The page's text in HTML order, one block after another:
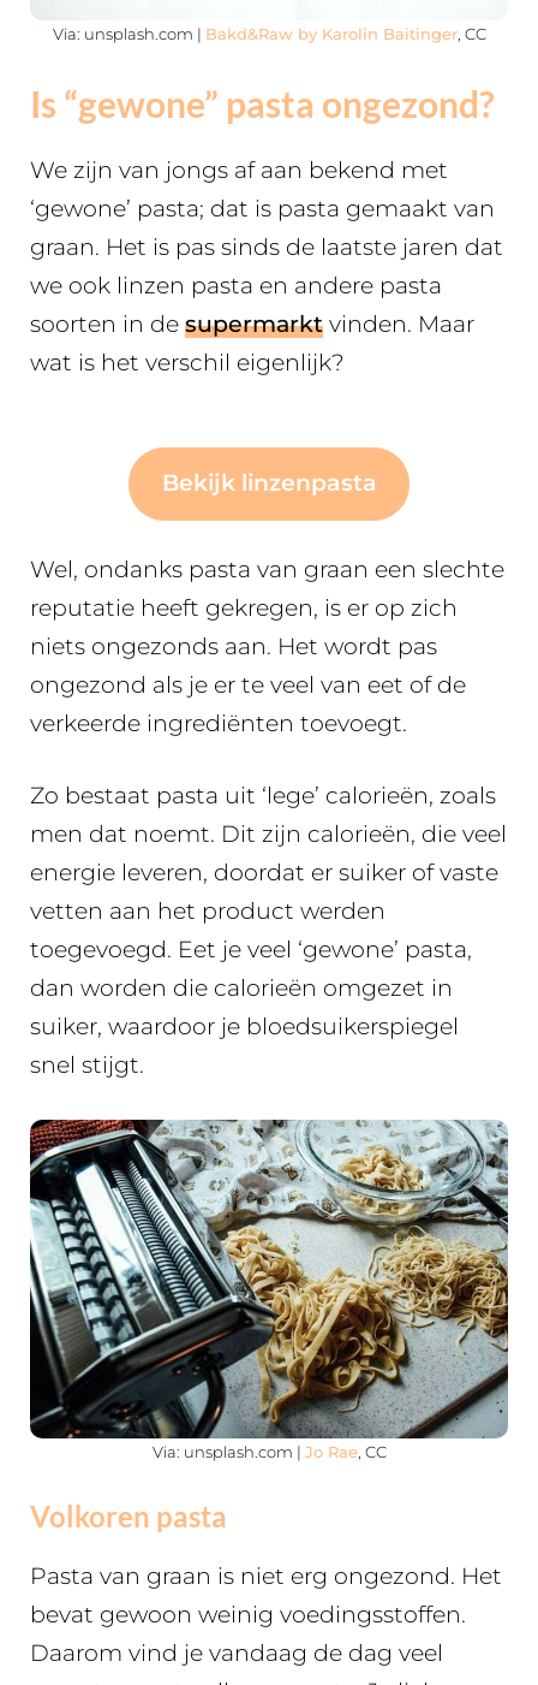
Via: unsplash.com | Bakd&Raw by Karolin Baitinger, CC
Is “gewone” pasta ongezond?
We zijn van jongs af aan bekend met
‘gewone’ pasta; dat is pasta gemaakt van
graan. Het is pas sinds de laatste jaren dat
we ook linzen pasta en andere pasta
soorten in de supermarkt vinden. Maar
wat is het verschil eigenlijk?
Bekijk linzenpasta
Wel, ondanks pasta van graan een slechte
reputatie heeft gekregen, is er op zich
niets ongezonds aan. Het wordt pas
ongezond als je er te veel van eet of de
verkeerde ingrediënten toevoegt.
Zo bestaat pasta uit ‘lege’ calorieën, zoals
men dat noemt. Dit zijn calorieën, die veel
energie leveren, doordat er suiker of vaste
vetten aan het product werden
toegevoegd. Eet je veel ‘gewone’ pasta,
dan worden die calorieën omgezet in
suiker, waardoor je bloedsuikerspiegel
snel stijgt.
Via: unsplash.com | Jo Rae, CC
Volkoren pasta
Pasta van graan is niet erg ongezond. Het
bevat gewoon weinig voedingsstoffen.
Daarom vind je vandaag de dag veel